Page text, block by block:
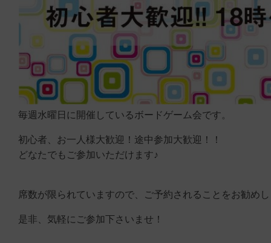
毎週水曜日に開催しているボードゲーム会です。
初心者、お一人様大歓迎！途中参加大歓迎！！
どなたでもご参加いただけます♪
席数が限られていますので、ご予約されることをお勧め
是非、気軽にご参加下さいませ！